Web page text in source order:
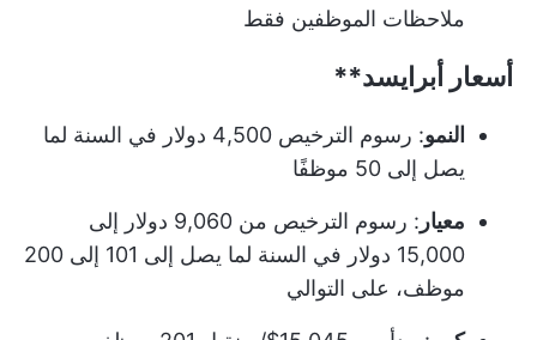
ملاحظات الموظفين فقط
أسعار أبرايسد**
النمو
: رسوم الترخيص 4,500 دولار في السنة لما
يصل إلى 50 موظفًا
معيار
: رسوم الترخيص من 9,060 دولار إلى
15,000 دولار في السنة لما يصل إلى 101 إلى 200
موظف، على التوالي